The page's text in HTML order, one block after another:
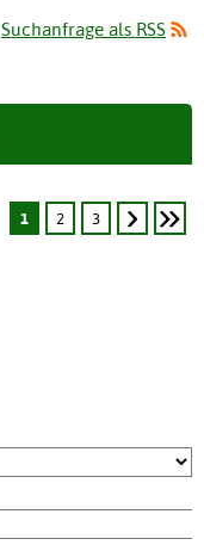
Suchanfrage als RSS
1 2 3